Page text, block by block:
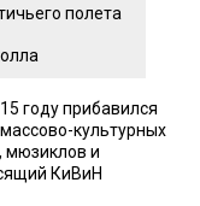
полета
году прибавился
культурных
мюзиклов и
КиВиН